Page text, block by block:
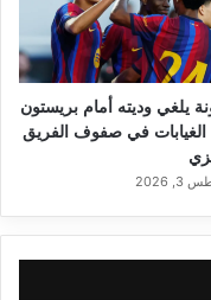
يلغي وديته أمام بريستون
في صفوف الفريق
2026